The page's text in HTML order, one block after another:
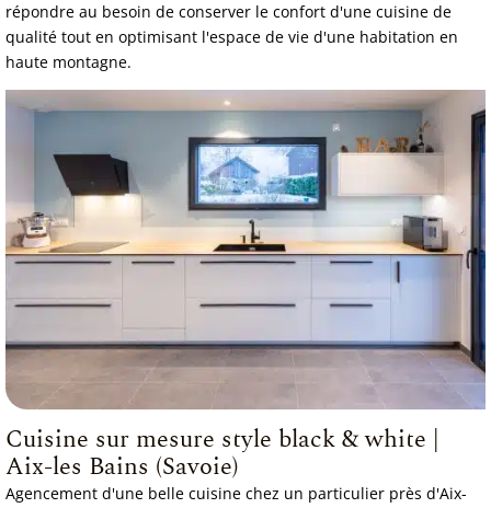
répondre au besoin de conserver le confort d'une cuisine de
qualité tout en optimisant l'espace de vie d'une habitation en
haute montagne.
Cuisine sur mesure style black & white |
Aix-les Bains (Savoie)
Agencement d'une belle cuisine chez un particulier près d'Aix-